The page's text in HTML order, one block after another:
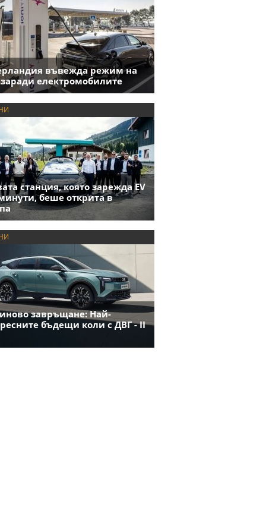
въвежда режим на
заради електромобилите
станция, която зарежда EV
беше открита в
завръщане: Най-
бъдещи коли с ДВГ - II